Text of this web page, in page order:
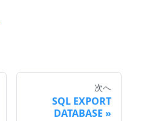
次へ
SQL EXPORT
DATABASE